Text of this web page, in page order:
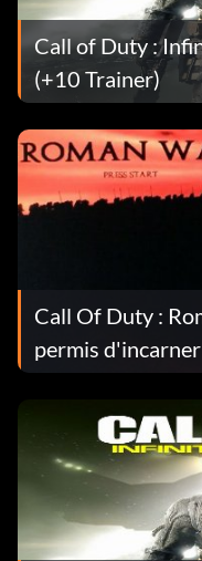
Call of Duty :
(+10 Trainer)
Call Of Duty :
permis